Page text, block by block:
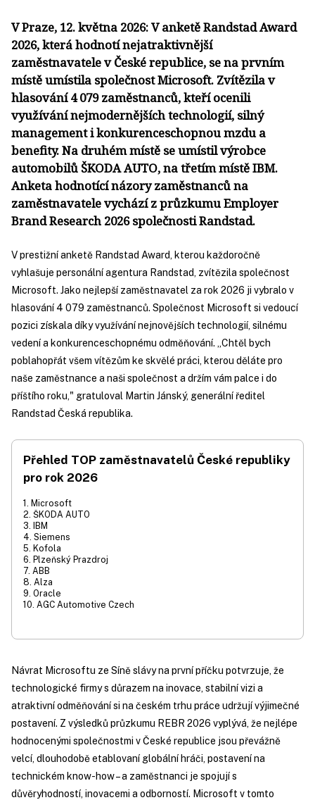
V Praze, 12. května 2026: V anketě Randstad Award
2026, která hodnotí nejatraktivnější
zaměstnavatele v České republice, se na prvním
místě umístila společnost Microsoft. Zvítězila v
hlasování 4 079 zaměstnanců, kteří ocenili
využívání nejmodernějších technologií, silný
management i konkurenceschopnou mzdu a
benefity. Na druhém místě se umístil výrobce
automobilů ŠKODA AUTO, na třetím místě IBM.
Anketa hodnotící názory zaměstnanců na
zaměstnavatele vychází z průzkumu Employer
Brand Research 2026 společnosti Randstad.
V prestižní anketě Randstad Award, kterou každoročně
vyhlašuje personální agentura Randstad, zvítězila společnost
Microsoft. Jako nejlepší zaměstnavatel za rok 2026 ji vybralo v
hlasování 4 079 zaměstnanců. Společnost Microsoft si vedoucí
pozici získala díky využívání nejnovějších technologií, silnému
vedení a konkurenceschopnému odměňování. „Chtěl bych
poblahopřát všem vítězům ke skvělé práci, kterou děláte pro
naše zaměstnance a naši společnost a držím vám palce i do
příštího roku," gratuloval Martin Jánský, generální ředitel
Randstad Česká republika.
Přehled TOP zaměstnavatelů České republiky
pro rok 2026
1. Microsoft
2. ŠKODA AUTO
3. IBM
4. Siemens
5. Kofola
6. Plzeňský Prazdroj
7. ABB
8. Alza
9. Oracle
10. AGC Automotive Czech
Návrat Microsoftu ze Síně slávy na první příčku potvrzuje, že
technologické firmy s důrazem na inovace, stabilní vizi a
atraktivní odměňování si na českém trhu práce udržují výjimečné
postavení. Z výsledků průzkumu REBR 2026 vyplývá, že nejlépe
hodnocenými společnostmi v České republice jsou převážně
velcí, dlouhodobě etablovaní globální hráči, postavení na
technickém know-how – a zaměstnanci je spojují s
důvěryhodností, inovacemi a odborností. Microsoft v tomto